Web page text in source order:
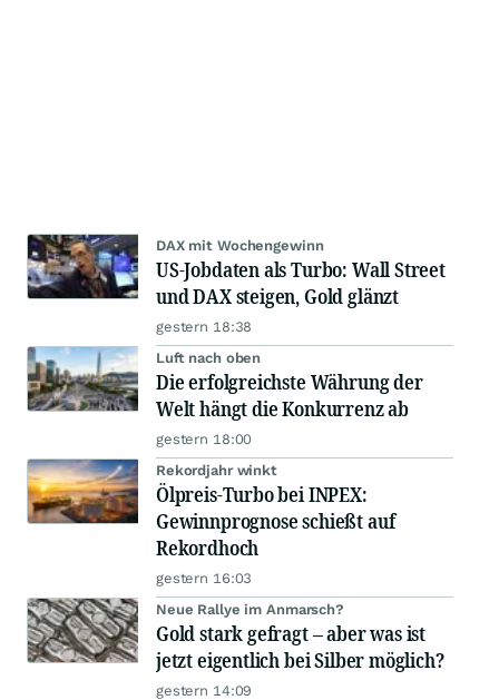
DAX mit Wochengewinn
US-Jobdaten als Turbo: Wall Street
und DAX steigen, Gold glänzt
gestern 18:38
Luft nach oben
Die erfolgreichste Währung der
Welt hängt die Konkurrenz ab
gestern 18:00
Rekordjahr winkt
Ölpreis-Turbo bei INPEX:
Gewinnprognose schießt auf
Rekordhoch
gestern 16:03
Neue Rallye im Anmarsch?
Gold stark gefragt – aber was ist
jetzt eigentlich bei Silber möglich?
gestern 14:09